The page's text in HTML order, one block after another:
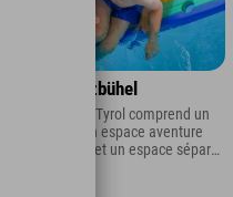
Aquarena Kitzbühel
Cette piscine du Tyrol comprend un
bassin sportif, un espace aventure
avec toboggans et un espace séparé